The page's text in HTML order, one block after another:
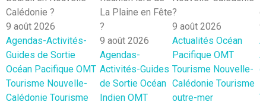
9 août 2026
Agendas-Activités-
Guides de Sortie
Océan Pacifique OMT
Tourisme Nouvelle-
Calédonie Tourisme
9 août 2026
Agendas-
Activités-Guides
de Sortie Océan
Indien OMT
9 août 2026
Actualités Océan
Pacifique OMT
Tourisme Nouvelle-
Calédonie Tourisme
outre-mer